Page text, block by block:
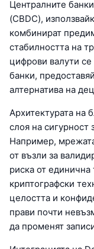
Централните
(CBDC),
комбинират
стабилността на
цифрови валути се
банки,
алтернатива на
Архитектурата на
слоя на сигурност
Например,
от възли за
риска от единична
криптографски
целостта и
прави почти
да променят